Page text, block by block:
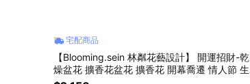
宅配商品
【Blooming.sein 林粼花藝設計】 開運招財-乾
燥盆花 擴香花盆花 擴香花 開幕喬遷 情人節 生
日 畢業 節日禮物